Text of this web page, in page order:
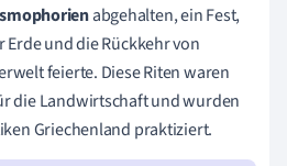
abgehalten, ein Fest,
und die Rückkehr von
feierte. Diese Riten waren
die Landwirtschaft und wurden
Griechenland praktiziert.